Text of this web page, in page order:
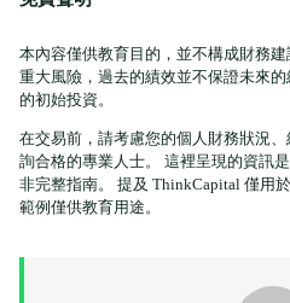
本內容僅供教育目的，並不構成財務
重大風險，過去的績效並不保證未來
的初始投資。
在交易前，請考慮您的個人財務狀況
詢合格的專業人士。 這裡呈現的資訊
非完整指南。 提及 ThinkCapital 僅用
範例僅供教育用途。